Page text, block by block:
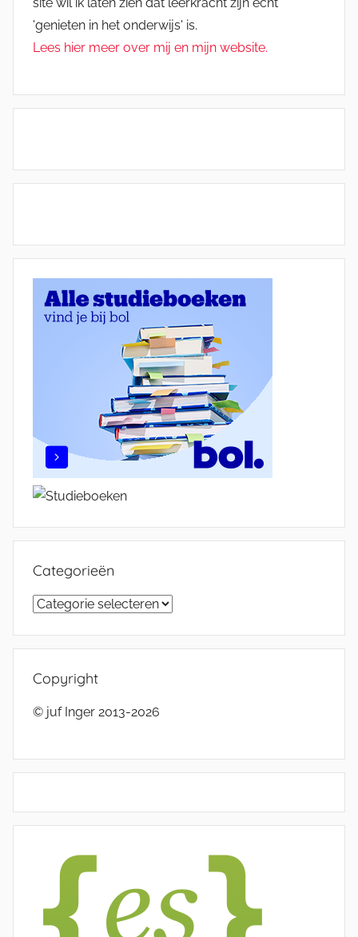
'genieten in het onderwijs' is.
Lees hier meer over mij en mijn website.
Categorieën
Categorieën
Copyright
© juf Inger 2013-2026